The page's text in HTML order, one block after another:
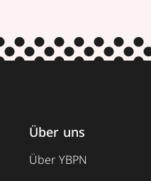
Über uns
Über YBPN